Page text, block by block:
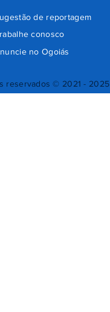
reservados © 2021 - 2025
de reportagem
conosco
no Ogoiás